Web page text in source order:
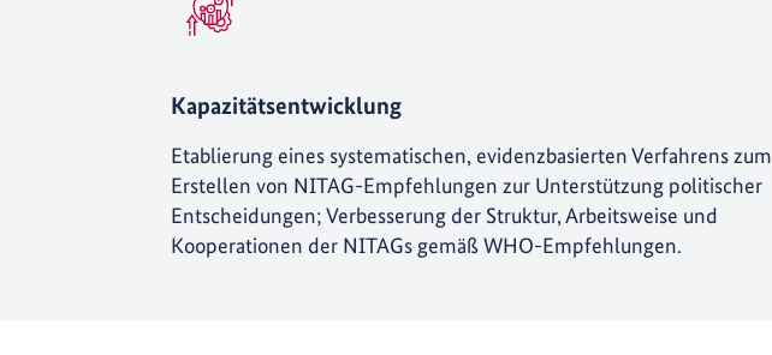
Kapazitätsentwicklung
Etablierung eines systematischen, evidenzbasierten Verfahrens zum
Erstellen von NITAG-Empfehlungen zur Unterstützung politischer
Entscheidungen; Verbesserung der Struktur, Arbeitsweise und
Kooperationen der NITAGs gemäß WHO-Empfehlungen.